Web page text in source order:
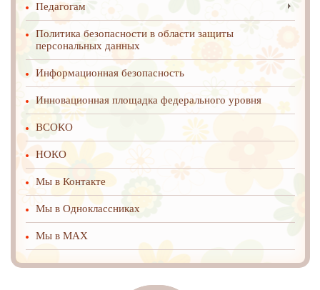
Педагогам
Политика безопасности в области защиты
персональных данных
Информационная безопасность
Инновационная площадка федерального уровня
ВСОКО
НОКО
Мы в Контакте
Мы в Одноклассниках
Мы в MAX